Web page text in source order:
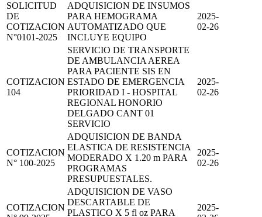
SOLICITUD
DE
COTIZACION
N°0101-2025
ADQUISICION DE INSUMOS
PARA HEMOGRAMA
AUTOMATIZADO QUE
INCLUYE EQUIPO
2025-
02-26
COTIZACION
104
SERVICIO DE TRANSPORTE
DE AMBULANCIA AEREA
PARA PACIENTE SIS EN
ESTADO DE EMERGENCIA
PRIORIDAD I - HOSPITAL
REGIONAL HONORIO
DELGADO CANT 01
SERVICIO
2025-
02-26
COTIZACION
N° 100-2025
ADQUISICION DE BANDA
ELASTICA DE RESISTENCIA
MODERADO X 1.20 m PARA
PROGRAMAS
PRESUPUESTALES.
2025-
02-26
COTIZACION
ADQUISICION DE VASO
DESCARTABLE DE
PLASTICO X 5 fl oz PARA
2025-